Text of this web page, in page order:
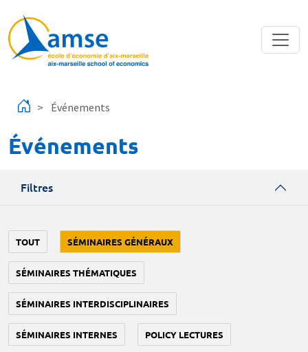
Événements
Événements
Filtres
TOUT SÉMINAIRES GÉNÉRAUX
SÉMINAIRES THÉMATIQUES
SÉMINAIRES INTERDISCIPLINAIRES
SÉMINAIRES INTERNES POLICY LECTURES